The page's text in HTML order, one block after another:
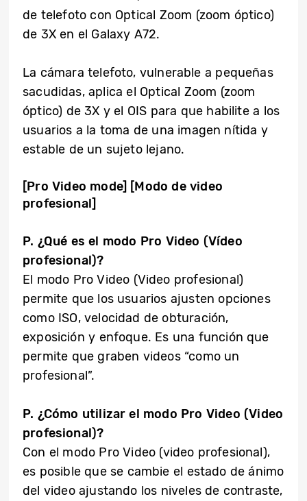
de telefoto con Optical Zoom (zoom óptico)
de 3X en el Galaxy A72.
La cámara telefoto, vulnerable a pequeñas
sacudidas, aplica el Optical Zoom (zoom
óptico) de 3X y el OIS para que habilite a los
usuarios a la toma de una imagen nítida y
estable de un sujeto lejano.
[Pro Video mode] [Modo de video
profesional]
P. ¿Qué es el modo Pro Video (Vídeo
profesional)?
El modo Pro Video (Video profesional)
permite que los usuarios ajusten opciones
como ISO, velocidad de obturación,
exposición y enfoque. Es una función que
permite que graben videos “como un
profesional”.
P. ¿Cómo utilizar el modo Pro Video (Video
profesional)?
Con el modo Pro Video (video profesional),
es posible que se cambie el estado de ánimo
del video ajustando los niveles de contraste,